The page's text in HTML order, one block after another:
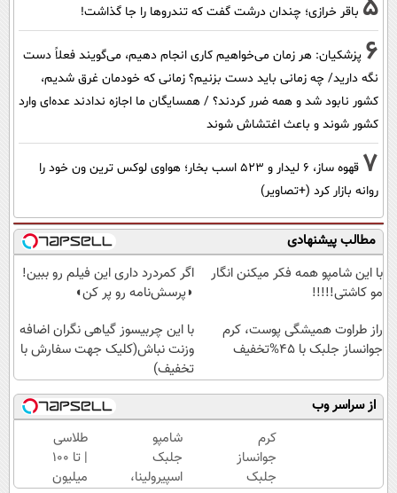
5 باقر خرازی؛ چندان درشت گفت که تندروها را جا گذاشت!
6 پزشکیان: هر زمان می‌خواهیم کاری انجام دهیم، می‌گویند فعلاً دست
نگه دارید/ چه زمانی باید دست بزنیم؟ زمانی که خودمان غرق شدیم،
کشور نابود شد و همه ضرر کردند؟ / همسایگان ما اجازه ندادند عده‌ای وارد
کشور شوند و باعث اغتشاش شوند
7
قهوه ساز، 6 لیدار و 523 اسب بخار؛ هواوی لوکس ترین ون خود را
روانه بازار کرد (+تصاویر)
مطالب پیشنهادی
با این شامپو همه فکر میکنن انگار
مو کاشتی!!!!!
اگر کمردرد داری این فیلم رو ببین!
◗پرسش‌نامه رو پر کن◖
راز طراوت همیشگی پوست، کرم
جوانساز جلبک با 45%تخفیف
با این چربیسوز گیاهی نگران اضافه
وزنت نباش(کلیک جهت سفارش با
تخفیف)
از سراسر وب
کرم
جوانساز
جلبک
شامپو
جلبک
اسپیرولینا،
طلاسی
| تا 100
میلیون